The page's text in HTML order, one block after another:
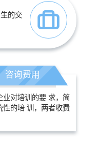
的交
咨询费用
业对培训的要 求，简
性的培 训，两者收费